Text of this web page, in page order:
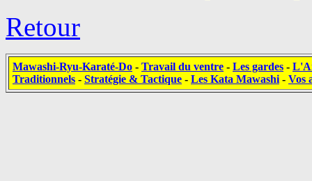
Retour
Mawashi-Ryu-Karaté-Do - Travail du ventre - Les gardes -
Traditionnels - Stratégie & Tactique - Les Kata Mawashi - Vos